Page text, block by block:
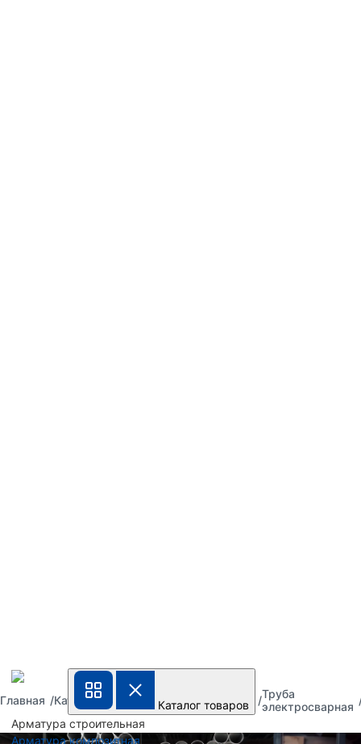
Каталог товаров
Арматура строительная
Арматура композитная
Главная Каталог
Труба
металлическая
стальная
Труба
электросварная